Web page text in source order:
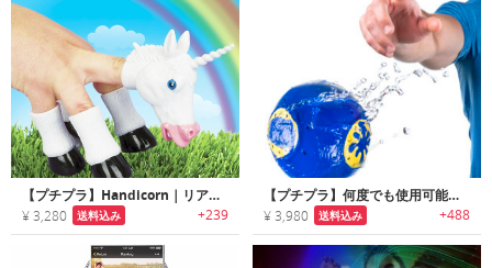
【プチプラ】Handicorn｜リアルなユニコーンの指人形
¥ 3,280 送料込み +239
【プチプラ】何度でも使用可能なウォーターウェポン
¥ 3,980 送料込み +488